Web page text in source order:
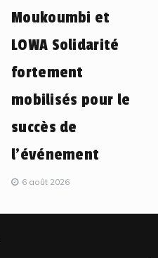
Moukoumbi et
LOWA Solidarité
fortement
mobilisés pour le
succès de
l’événement
6 août 2026